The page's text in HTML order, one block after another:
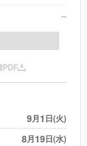
--
円
記小計は税別です
9月1 日(火)
8月19日(水)